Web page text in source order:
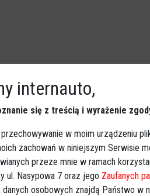
poległych. W tym
2026-01-24 07:00
Poseł Roman Giertych (KO)
nazwiska polskich żołnierzy
Wspomniał też żołnierza z gminy
internauto,
się z treścią i wyrażenie
w moim urządzeniu
zachowań w niniejszym Serwisie
przeze mnie w ramach
ul. Nasypowa 7 oraz jego Zaufanych
osobowych znajdą Państwo w